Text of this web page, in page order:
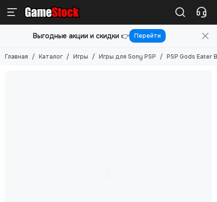
Игры
Смотреть все товары
Игры для PlayStation 5
Выгодные акции и скидки 👉 Перейти
Главная Каталог Игры Игры для Sony PSP PSP Gods Eater